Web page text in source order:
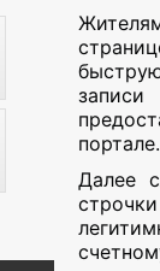
портале.
Далее